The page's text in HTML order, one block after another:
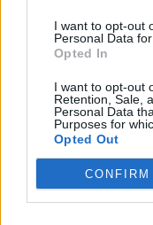
I want to opt-out
Personal Data
Opted In
I want to opt-out
Retention, Sale,
Personal Data
Purposes for
Opted Out
CONFIRM